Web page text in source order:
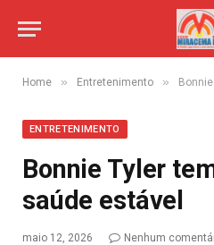
Home » Entretenimento » Bonnie
ENTRETENIMENTO
Bonnie Tyler
saúde estável
maio 12, 2026 Nenhum